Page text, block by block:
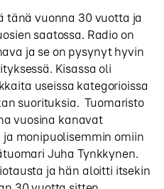
vuonna 30 vuotta ja
saatossa. Radio on
ja se on pysynyt hyvin
Kisassa oli
useissa kategorioissa
suorituksia. Tuomaristo
vuosina kanavat
monipuolisemmin omiin
Juha Tynkkynen.
ja hän aloitti itsekin